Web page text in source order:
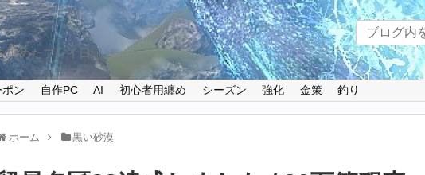
纏めたプレイ日記
ポン 自作PC AI 初心者用纏め シーズン 強化 金策 釣り
ホーム 黒い砂漠